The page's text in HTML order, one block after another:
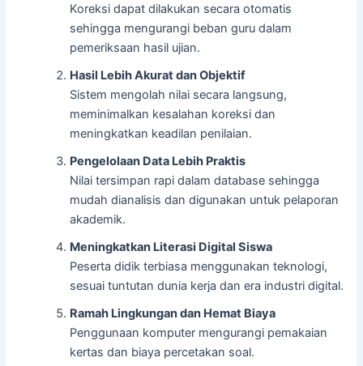
Koreksi dapat dilakukan secara otomatis
sehingga mengurangi beban guru dalam
pemeriksaan hasil ujian.
Hasil Lebih Akurat dan Objektif
Sistem mengolah nilai secara langsung,
meminimalkan kesalahan koreksi dan
meningkatkan keadilan penilaian.
Pengelolaan Data Lebih Praktis
Nilai tersimpan rapi dalam database sehingga
mudah dianalisis dan digunakan untuk pelaporan
akademik.
Meningkatkan Literasi Digital Siswa
Peserta didik terbiasa menggunakan teknologi,
sesuai tuntutan dunia kerja dan era industri digital.
Ramah Lingkungan dan Hemat Biaya
Penggunaan komputer mengurangi pemakaian
kertas dan biaya percetakan soal.